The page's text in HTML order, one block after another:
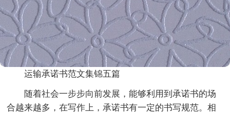
运输承诺书范文集锦五篇
随着社会一步步向前发展，能够利用到承诺书的场
合越来越多，在写作上，承诺书有一定的书写规范。相